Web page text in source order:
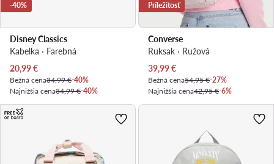
-40%
Disney Classics
Kabelka · Farebná
Aktuálna cena
20,99€
Bežná cena34,99 €-40%
Najnižšia cena34,99 €-40%
Príležitosť
Converse
Ruksak · Ružová
Aktuálna cena
39,99€
Bežná cena54,95 €-27%
Najnižšia cena42,95 €-6%